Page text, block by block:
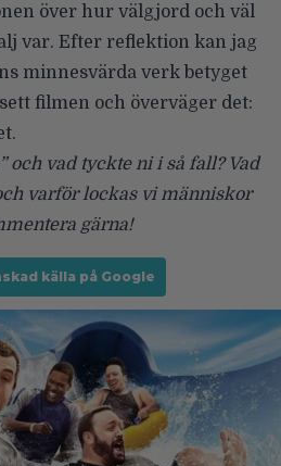
över hur välgjord och väl
var. Efter reflektion kan jag
minnesvärda verk betyget
filmen och överväger det:
och vad tyckte ni i så fall? Vad
varför lockas vi människor
gärna!
källa på Google